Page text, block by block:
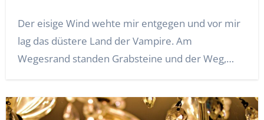
Der eisige Wind wehte mir entgegen und vor mir
lag das düstere Land der Vampire. Am
Wegesrand standen Grabsteine und der Weg,…